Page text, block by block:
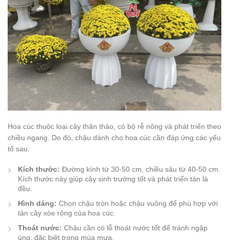
Hoa cúc thuộc loại cây thân thảo, có bộ rễ nông và phát triển theo
chiều ngang. Do đó, chậu dành cho hoa cúc cần đáp ứng các yếu
tố sau:
Kích thước: Đường kính từ 30-50 cm, chiều sâu từ 40-50 cm.
Kích thước này giúp cây sinh trưởng tốt và phát triển tán lá
đều.
Hình dáng: Chọn chậu tròn hoặc chậu vuông để phù hợp với
tán cây xòe rộng của hoa cúc.
Thoát nước: Chậu cần có lỗ thoát nước tốt để tránh ngập
úng, đặc biệt trong mùa mưa.